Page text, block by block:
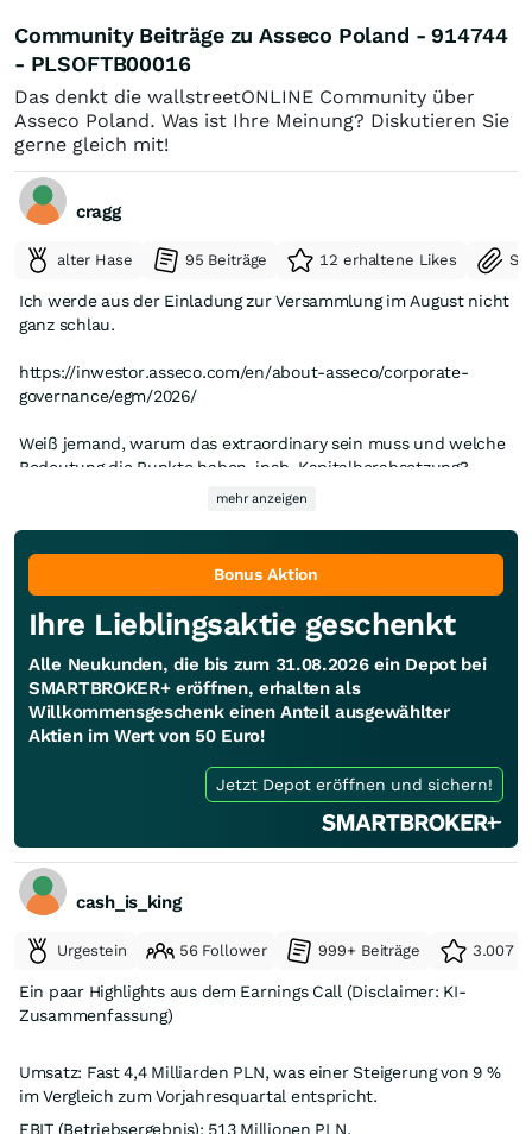
Community Beiträge zu Asseco Poland - 914744
- PLSOFTB00016
Das denkt die wallstreetONLINE Community über
Asseco Poland. Was ist Ihre Meinung? Diskutieren Sie
gerne gleich mit!
cragg
alter Hase 95 Beiträge 12 erhaltene Likes
Ich werde aus der Einladung zur Versammlung im August nicht
ganz schlau.
https://inwestor.asseco.com/en/about-asseco/corporate-
governance/egm/2026/
Weiß jemand, warum das extraordinary sein muss und welche
Bedeutung die Punkte haben, insb. Kapitalherabsetzung?
mehr anzeigen
Bonus Aktion
Ihre Lieblingsaktie geschenkt
Alle Neukunden, die bis zum 31.08.2026 ein Depot bei
SMARTBROKER+ eröffnen, erhalten als
Willkommensgeschenk einen Anteil ausgewählter
Aktien im Wert von 50 Euro!
Jetzt Depot eröffnen und sichern!
cash_is_king
Urgestein 56 Follower 999+ Beiträge 3.007
Ein paar Highlights aus dem Earnings Call (Disclaimer: KI-
Zusammenfassung)
Umsatz: Fast 4,4 Milliarden PLN, was einer Steigerung von 9 %
im Vergleich zum Vorjahresquartal entspricht.
EBIT (Betriebsergebnis): 513 Millionen PLN.